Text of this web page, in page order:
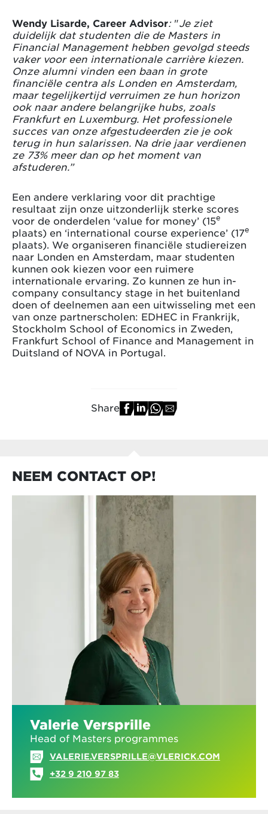
Wendy Lisarde, Career Advisor: "Je ziet
duidelijk dat studenten die de Masters in
Financial Management hebben gevolgd steeds
vaker voor een internationale carrière kiezen.
Onze alumni vinden een baan in grote
financiële centra als Londen en Amsterdam,
maar tegelijkertijd verruimen ze hun horizon
ook naar andere belangrijke hubs, zoals
Frankfurt en Luxemburg. Het professionele
succes van onze afgestudeerden zie je ook
terug in hun salarissen. Na drie jaar verdienen
ze 73% meer dan op het moment van
afstuderen.”
Een andere verklaring voor dit prachtige
resultaat zijn onze uitzonderlijk sterke scores
voor de onderdelen ‘value for money’ (15e
plaats) en ‘international course experience’ (17e
plaats). We organiseren financiële studiereizen
naar Londen en Amsterdam, maar studenten
kunnen ook kiezen voor een ruimere
internationale ervaring. Zo kunnen ze hun in-
company consultancy stage in het buitenland
doen of deelnemen aan een uitwisseling met een
van onze partnerscholen: EDHEC in Frankrijk,
Stockholm School of Economics in Zweden,
Frankfurt School of Finance and Management in
Duitsland of NOVA in Portugal.
Share
NEEM CONTACT OP!
Valerie Versprille
Head of Masters programmes
VALERIE.VERSPRILLE@VLERICK.COM
+32 9 210 97 83